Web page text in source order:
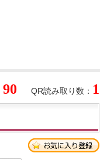
QR読み取り数： 1
90